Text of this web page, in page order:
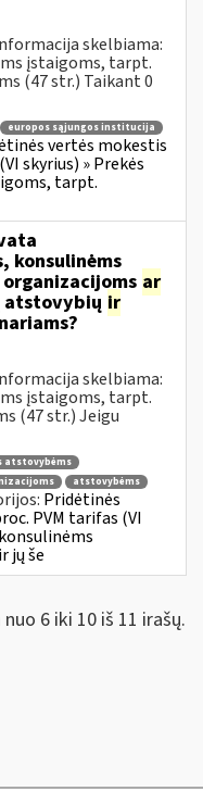
skelbiama:
įstaigoms, tarpt.
(47 str.) Taikant 0
europos sąjungos institucija
vertės mokestis
skyrius) » Prekės
tarpt.
konsulinėms
ar
atstovybių ir
skelbiama:
įstaigoms, tarpt.
(47 str.) Jeigu
atstovybėms
atstovybėms
Pridėtinės
PVM tarifas (VI
jų še
6 iki 10 iš 11 irašų.